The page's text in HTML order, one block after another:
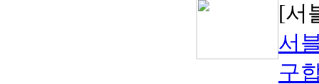
[서
서
구